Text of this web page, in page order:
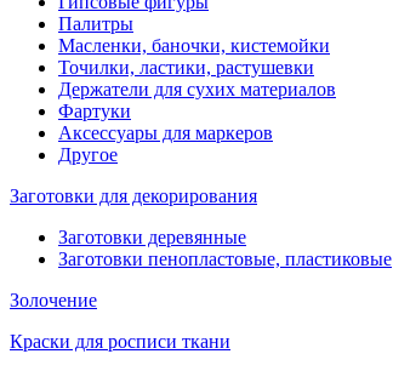
Палитры
Масленки, баночки, кистемойки
Точилки, ластики, растушевки
Держатели для сухих материалов
Фартуки
Аксессуары для маркеров
Другое
Заготовки для декорирования
Заготовки деревянные
Заготовки пенопластовые, пластиковые
Золочение
Краски для росписи ткани